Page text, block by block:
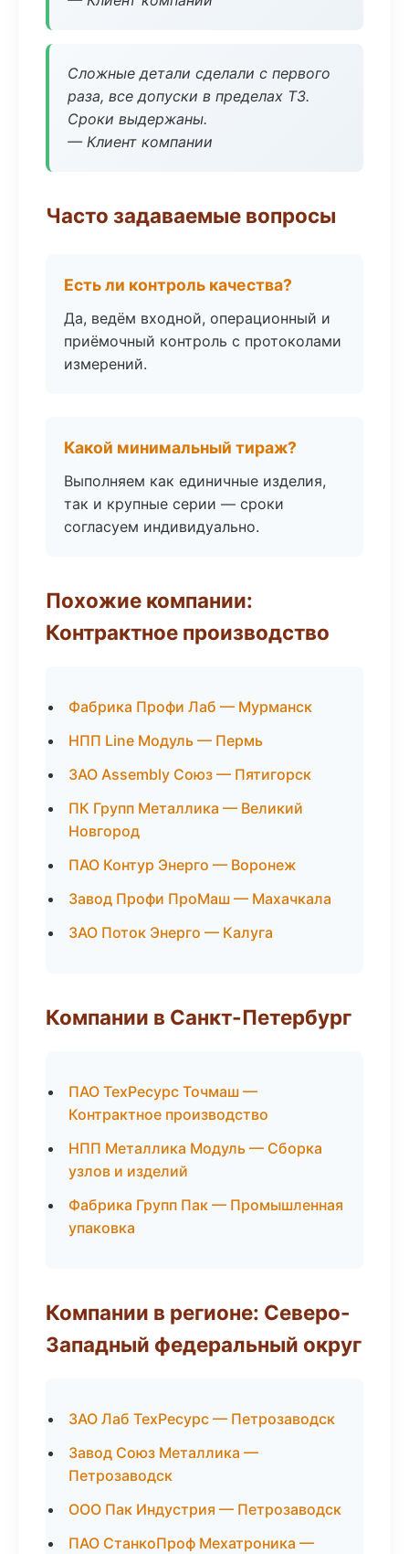
Сложные детали сделали с первого
раза, все допуски в пределах ТЗ.
Сроки выдержаны.
— Клиент компании
Часто задаваемые вопросы
Есть ли контроль качества?
Да, ведём входной, операционный и
приёмочный контроль с протоколами
измерений.
Какой минимальный тираж?
Выполняем как единичные изделия,
так и крупные серии — сроки
согласуем индивидуально.
Похожие компании:
Контрактное производство
Фабрика Профи Лаб — Мурманск
НПП Line Модуль — Пермь
ЗАО Assembly Союз — Пятигорск
ПК Групп Металлика — Великий
Новгород
ПАО Контур Энерго — Воронеж
Завод Профи ПроМаш — Махачкала
ЗАО Поток Энерго — Калуга
Компании в Санкт-Петербург
ПАО ТехРесурс Точмаш —
Контрактное производство
НПП Металлика Модуль — Сборка
узлов и изделий
Фабрика Групп Пак — Промышленная
упаковка
Компании в регионе: Северо-
Западный федеральный округ
ЗАО Лаб ТехРесурс — Петрозаводск
Завод Союз Металлика —
Петрозаводск
ООО Пак Индустрия — Петрозаводск
ПАО СтанкоПроф Мехатроника —